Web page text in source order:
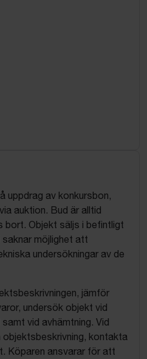
uppdrag av konkursbon,
auktion. Bud är alltid
bort. Objekt säljs i befintligt
möjlighet att
undersökningar av de
jämför
undersök objekt vid
vid avhämtning. Vid
kontakta
Köparen ansvarar för att